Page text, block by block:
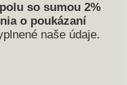
so sumou 2%
o poukázaní
naše údaje.